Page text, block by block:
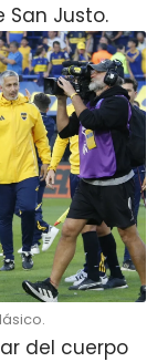
San Justo.
del cuerpo